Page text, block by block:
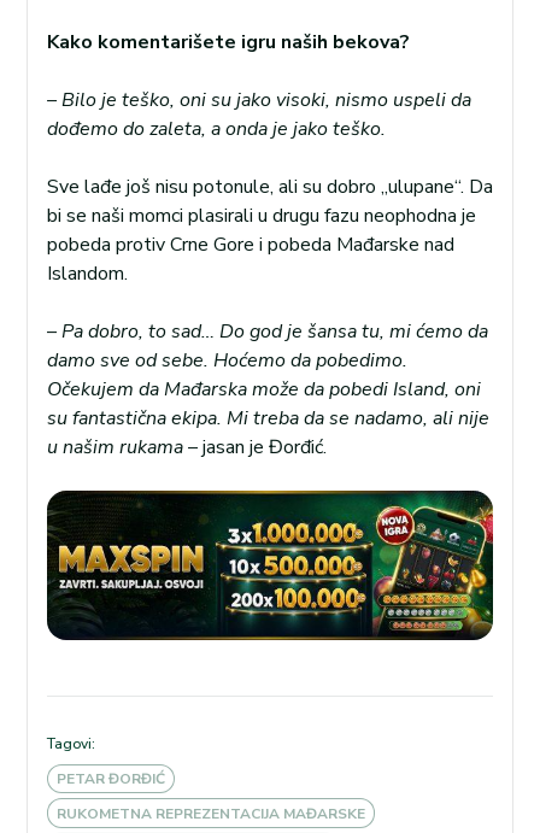
Kako komentarišete igru naših bekova?
– Bilo je teško, oni su jako visoki, nismo uspeli da
dođemo do zaleta, a onda je jako teško.
Sve lađe još nisu potonule, ali su dobro „ulupane“. Da
bi se naši momci plasirali u drugu fazu neophodna je
pobeda protiv Crne Gore i pobeda Mađarske nad
Islandom.
–Pa dobro, to sad… Do god je šansa tu, mi ćemo da
damo sve od sebe. Hoćemo da pobedimo.
Očekujem da Mađarska može da pobedi Island, oni
su fantastična ekipa. Mi treba da se nadamo, ali nije
u našim rukama– jasan je Đorđić.
Tagovi:
PETAR ĐORĐIĆ
RUKOMETNA REPREZENTACIJA MAĐARSKE